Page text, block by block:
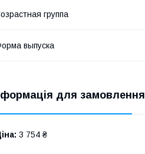
группа
выпуска
для замовлення
3 754 ₴